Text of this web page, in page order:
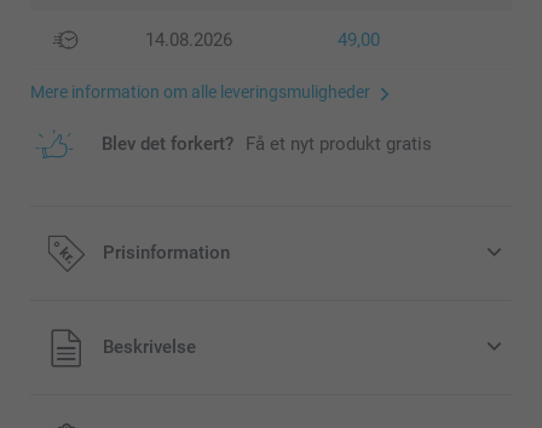
14.08.2026 49,00
Mere information om alle leveringsmuligheder
Blev det forkert? Få et nyt produkt gratis
Prisinformation
Alle priser inklusive moms og uden
forsendelsesomkostninger
Beskrivelse